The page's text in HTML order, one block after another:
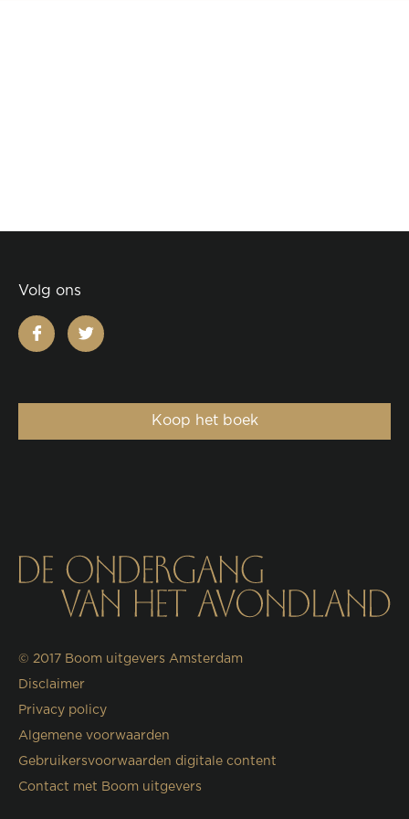
Volg ons
facebooktwitter
Koop het boek
© 2017 Boom uitgevers Amsterdam
Disclaimer
Privacy policy
Algemene voorwaarden
Gebruikersvoorwaarden digitale content
Contact met Boom uitgevers